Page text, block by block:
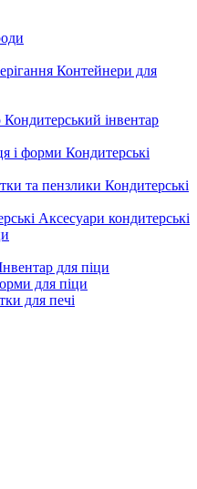
Контейнери для
Кондитерський інвентар
Кондитерські
Кондитерські
Аксесуари кондитерські
для піци
для піци
для печі